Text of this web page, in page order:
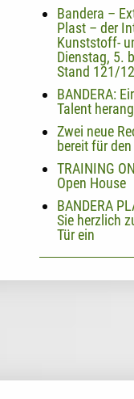
Bandera –
Plast – der
Kunststoff-
Dienstag, 5.
Stand 121/
BANDERA:
Talent
Zwei neue
bereit für
TRAINING
Open House
BANDERA
Sie herzlich
Tür ein